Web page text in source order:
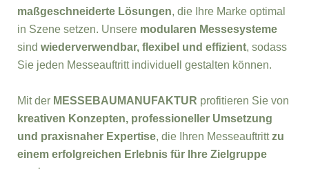
maßgeschneiderte Lösungen, die Ihre Marke optimal
in Szene setzen. Unsere modularen Messesysteme
sind wiederverwendbar, flexibel und effizient, sodass
Sie jeden Messeauftritt individuell gestalten können.
Mit der MESSEBAUMANUFAKTUR profitieren Sie von
kreativen Konzepten, professioneller Umsetzung
und praxisnaher Expertise, die Ihren Messeauftrittzu
einem erfolgreichen Erlebnis für Ihre Zielgruppe